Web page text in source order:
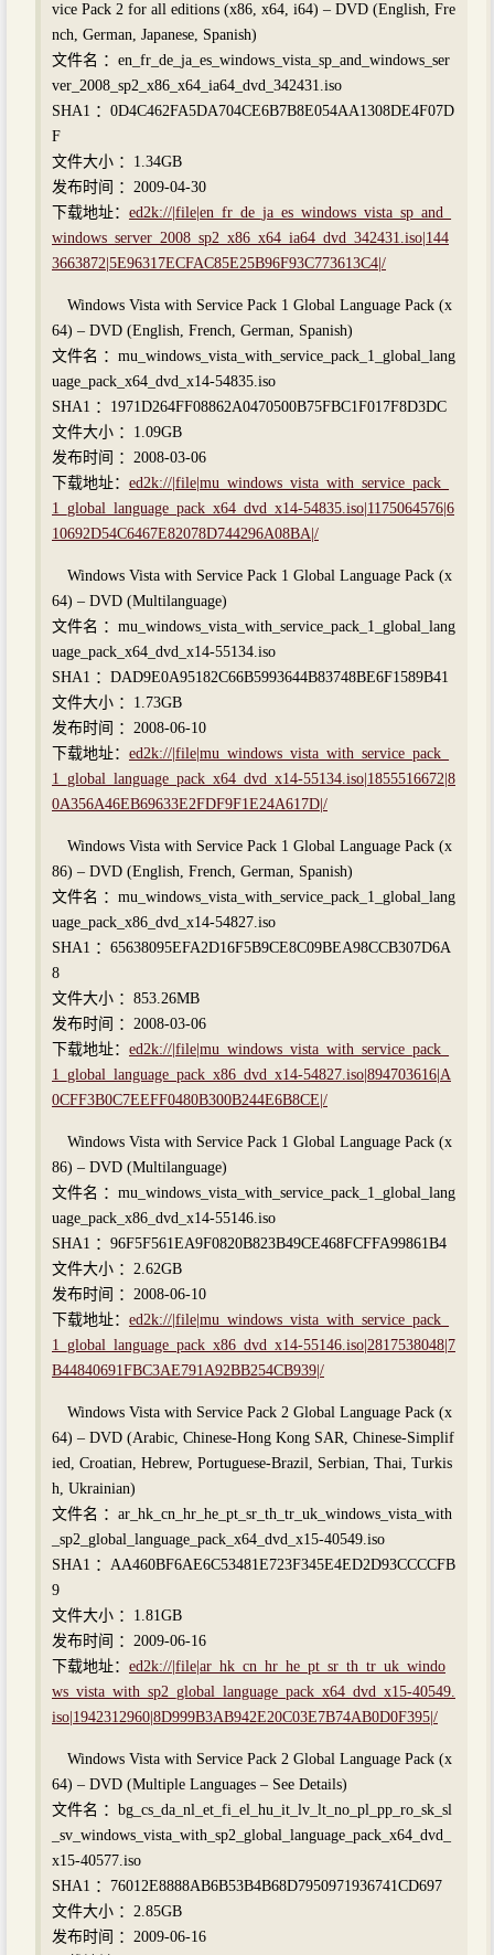
vice Pack 2 for all editions (x86, x64, i64) – DVD (English, Fre
nch, German, Japanese, Spanish)
文件名 ：en_fr_de_ja_es_windows_vista_sp_and_windows_ser
ver_2008_sp2_x86_x64_ia64_dvd_342431.iso
SHA1 ：0D4C462FA5DA704CE6B7B8E054AA1308DE4F07D
F
文件大小 ：1.34GB
发布时间 ：2009-04-30
下载地址： ed2k://|file|en_fr_de_ja_es_windows_vista_sp_and_
windows_server_2008_sp2_x86_x64_ia64_dvd_342431.iso|144
3663872|5E96317ECFAC85E25B96F93C773613C4|/
Windows Vista with Service Pack 1 Global Language Pack (x
64) – DVD (English, French, German, Spanish)
文件名 ：mu_windows_vista_with_service_pack_1_global_lang
uage_pack_x64_dvd_x14-54835.iso
SHA1 ：1971D264FF08862A0470500B75FBC1F017F8D3DC
文件大小 ：1.09GB
发布时间 ：2008-03-06
下载地址： ed2k://|file|mu_windows_vista_with_service_pack_
1_global_language_pack_x64_dvd_x14-54835.iso|1175064576|6
10692D54C6467E82078D744296A08BA|/
Windows Vista with Service Pack 1 Global Language Pack (x
64) – DVD (Multilanguage)
文件名 ：mu_windows_vista_with_service_pack_1_global_lang
uage_pack_x64_dvd_x14-55134.iso
SHA1 ：DAD9E0A95182C66B5993644B83748BE6F1589B41
文件大小 ：1.73GB
发布时间 ：2008-06-10
下载地址： ed2k://|file|mu_windows_vista_with_service_pack_
1_global_language_pack_x64_dvd_x14-55134.iso|1855516672|8
0A356A46EB69633E2FDF9F1E24A617D|/
Windows Vista with Service Pack 1 Global Language Pack (x
86) – DVD (English, French, German, Spanish)
文件名 ：mu_windows_vista_with_service_pack_1_global_lang
uage_pack_x86_dvd_x14-54827.iso
SHA1 ：65638095EFA2D16F5B9CE8C09BEA98CCB307D6A
8
文件大小 ：853.26MB
发布时间 ：2008-03-06
下载地址： ed2k://|file|mu_windows_vista_with_service_pack_
1_global_language_pack_x86_dvd_x14-54827.iso|894703616|A
0CFF3B0C7EEFF0480B300B244E6B8CE|/
Windows Vista with Service Pack 1 Global Language Pack (x
86) – DVD (Multilanguage)
文件名 ：mu_windows_vista_with_service_pack_1_global_lang
uage_pack_x86_dvd_x14-55146.iso
SHA1 ：96F5F561EA9F0820B823B49CE468FCFFA99861B4
文件大小 ：2.62GB
发布时间 ：2008-06-10
下载地址： ed2k://|file|mu_windows_vista_with_service_pack_
1_global_language_pack_x86_dvd_x14-55146.iso|2817538048|7
B44840691FBC3AE791A92BB254CB939|/
Windows Vista with Service Pack 2 Global Language Pack (x
64) – DVD (Arabic, Chinese-Hong Kong SAR, Chinese-Simplif
ied, Croatian, Hebrew, Portuguese-Brazil, Serbian, Thai, Turkis
h, Ukrainian)
文件名 ：ar_hk_cn_hr_he_pt_sr_th_tr_uk_windows_vista_with
_sp2_global_language_pack_x64_dvd_x15-40549.iso
SHA1 ：AA460BF6AE6C53481E723F345E4ED2D93CCCCFB
9
文件大小 ：1.81GB
发布时间 ：2009-06-16
下载地址： ed2k://|file|ar_hk_cn_hr_he_pt_sr_th_tr_uk_windo
ws_vista_with_sp2_global_language_pack_x64_dvd_x15-40549.
iso|1942312960|8D999B3AB942E20C03E7B74AB0D0F395|/
Windows Vista with Service Pack 2 Global Language Pack (x
64) – DVD (Multiple Languages – See Details)
文件名 ：bg_cs_da_nl_et_fi_el_hu_it_lv_lt_no_pl_pp_ro_sk_sl
_sv_windows_vista_with_sp2_global_language_pack_x64_dvd_
x15-40577.iso
SHA1 ：76012E8888AB6B53B4B68D7950971936741CD697
文件大小 ：2.85GB
发布时间 ：2009-06-16